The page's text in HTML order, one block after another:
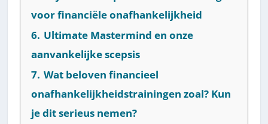
voor financiële onafhankelijkheid
6. Ultimate Mastermind en onze
aanvankelijke scepsis
7. Wat beloven financieel
onafhankelijkheidstrainingen zoal? Kun
je dit serieus nemen?